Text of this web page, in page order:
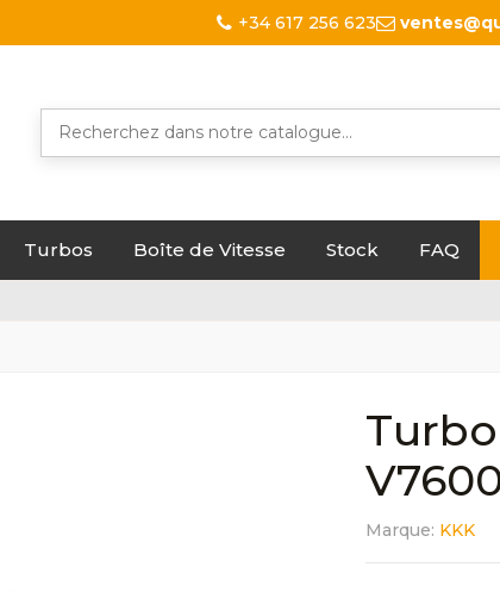
+34 617 256 623
Turbos Boîte de Vitesse Stock FAQ
Marque: KKK